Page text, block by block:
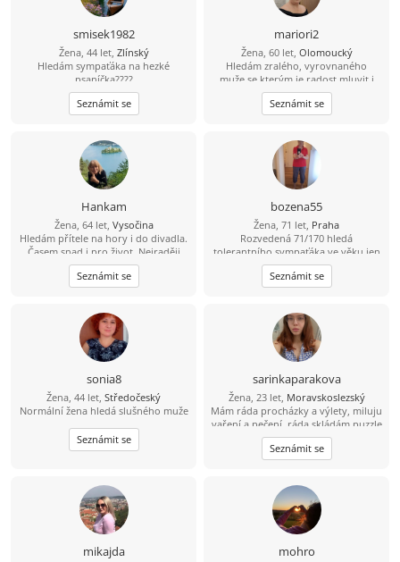
smisek1982
Žena, 44 let, Zlínský
Hledám sympaťáka na hezké
psaníčka????
Seznámit se
mariori2
Žena, 60 let, Olomoucký
Hledám zralého, vyrovnaného
muže,se kterým je radost mluvit i
mlčet, sdílet všední dny a objevovat
ty neobyčejné chvilky
Seznámit se
Hankam
Žena, 64 let, Vysočina
Hledám přítele na hory i do divadla.
Časem snad i pro život. Nejraději
trávím čas v pohybu, na kole, s
batohem na zádech. Stejně ráda
vypnu u dobrého filmu, knížky.
gala a vyrazím do divadla. Hledám
přítele s kterým můžu sdílet radosti i
starosti, smát se a být si vzájemnou
oporou.
Seznámit se
bozena55
Žena, 71 let, Praha
Rozvedená 71/170 hledá
tolerantního sympaťáka ve věku jen
od 69-74 let z Prahy a blízkého okolí,
abstinent a nekuřák vítán, FOTO
napoví, osobní setkání rozhodne. Na
Každý ve svém a přesto spolu.
Pomůžeme náhodě ?
Seznámit se
sonia8
Žena, 44 let, Středočeský
Normální žena hledá slušného muže
Seznámit se
sarinkaparakova
Žena, 23 let, Moravskoslezský
Mám ráda procházky a výlety, miluju
vaření a pečení, ráda skládám puzzle
i mozaiky, ráda poslouchám hudbu
různou , mám ráda zvířata , ráda se
koukám na výlety a filmy
Seznámit se
mikajda mohro